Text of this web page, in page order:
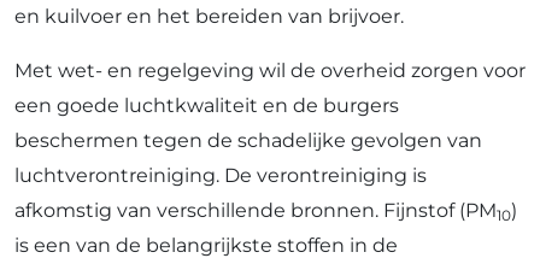
en kuilvoer en het bereiden van brijvoer.
Met wet- en regelgeving wil de overheid zorgen voor
een goede luchtkwaliteit en de burgers
beschermen tegen de schadelijke gevolgen van
luchtverontreiniging. De verontreiniging is
afkomstig van verschillende bronnen. Fijnstof (PM10)
is een van de belangrijkste stoffen in de